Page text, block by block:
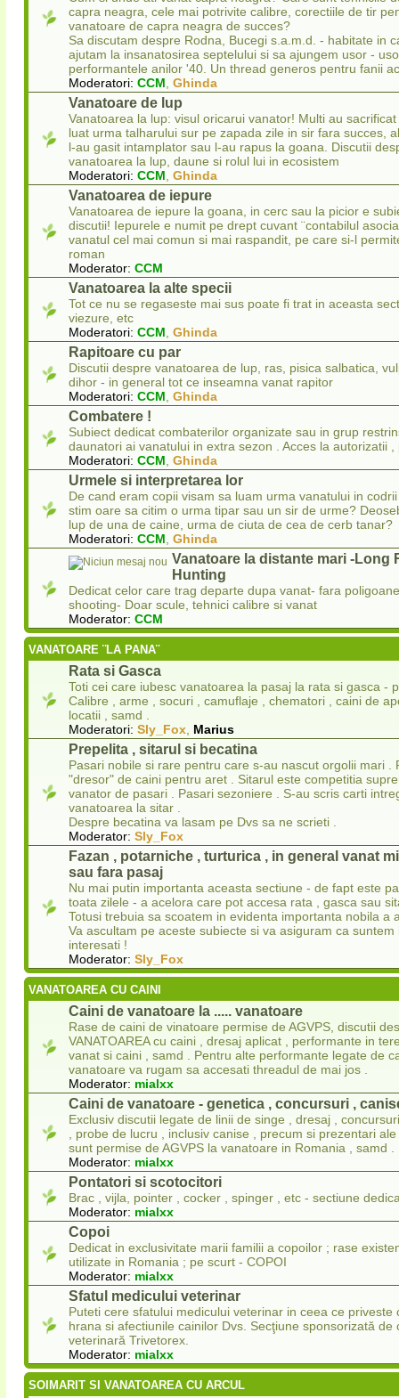
capra neagra, cele mai potrivite calibre, corectiile de tir
vanatoare de capra neagra de succes?
Sa discutam despre Rodna, Bucegi s.a.m.d. - habitate in
ajutam la insanatosirea septelului si sa ajungem usor -
performantele anilor '40. Un thread generos pentru fanii
Moderatori: CCM, Ghinda
Vanatoare de lup
Vanatoarea la lup: visul oricarui vanator! Multi au
luat urma talharului sur pe zapada zile in sir fara succes,
l-au gasit intamplator sau l-au rapus la goana. Discutii
vanatoarea la lup, daune si rolul lui in ecosistem
Moderatori: CCM, Ghinda
Vanatoarea de iepure
Vanatoarea de iepure la goana, in cerc sau la picior e
discutii! Iepurele e numit pe drept cuvant ¨contabilul
vanatul cel mai comun si mai raspandit, pe care si-l
roman
Moderator: CCM
Vanatoarea la alte specii
Tot ce nu se regaseste mai sus poate fi trat in aceasta
viezure, etc
Moderatori: CCM, Ghinda
Rapitoare cu par
Discutii despre vanatoarea de lup, ras, pisica salbatica,
dihor - in general tot ce inseamna vanat rapitor
Moderatori: CCM, Ghinda
Combatere !
Subiect dedicat combaterilor organizate sau in grup
daunatori ai vanatului in extra sezon . Acces la autorizatii
Moderatori: CCM, Ghinda
Urmele si interpretarea lor
De cand eram copii visam sa luam urma vanatului in
stim oare sa citim o urma tipar sau un sir de urme?
lup de una de caine, urma de ciuta de cea de cerb tanar?
Moderatori: CCM, Ghinda
Vanatoare la distante mari -Long
Hunting
Dedicat celor care trag departe dupa vanat- fara
shooting- Doar scule, tehnici calibre si vanat
Moderator: CCM
VANATOARE ¨LA PANA¨
Rata si Gasca
Toti cei care iubesc vanatoarea la pasaj la rata si gasca -
Calibre , arme , socuri , camuflaje , chematori , caini de
locatii , samd .
Moderatori: Sly_Fox, Marius
Prepelita , sitarul si becatina
Pasari nobile si rare pentru care s-au nascut orgolii mari .
"dresor" de caini pentru aret . Sitarul este competitia
vanator de pasari . Pasari sezoniere . S-au scris carti
vanatoarea la sitar .
Despre becatina va lasam pe Dvs sa ne scrieti .
Moderator: Sly_Fox
Fazan , potarniche , turturica , in general vanat
sau fara pasaj
Nu mai putin importanta aceasta sectiune - de fapt este
toata zilele - a acelora care pot accesa rata , gasca sau
Totusi trebuia sa scoatem in evidenta importanta nobila a
Va ascultam pe aceste subiecte si va asiguram ca suntem
interesati !
Moderator: Sly_Fox
VANATOAREA CU CAINI
Caini de vanatoare la ..... vanatoare
Rase de caini de vinatoare permise de AGVPS, discutii
VANATOAREA cu caini , dresaj aplicat , performante in
vanat si caini , samd . Pentru alte performante legate de
vanatoare va rugam sa accesati threadul de mai jos .
Moderator: mialxx
Caini de vanatoare - genetica , concursuri ,
Exclusiv discutii legate de linii de singe , dresaj ,
, probe de lucru , inclusiv canise , precum si prezentari
sunt permise de AGVPS la vanatoare in Romania , samd .
Moderator: mialxx
Pontatori si scotocitori
Brac , vijla, pointer , cocker , spinger , etc - sectiune
Moderator: mialxx
Copoi
Dedicat in exclusivitate marii familii a copoilor ; rase
utilizate in Romania ; pe scurt - COPOI
Moderator: mialxx
Sfatul medicului veterinar
Puteti cere sfatului medicului veterinar in ceea ce priveste
hrana si afectiunile cainilor Dvs. Secţiune sponsorizată de
veterinară Trivetorex.
Moderator: mialxx
SOIMARIT SI VANATOAREA CU ARCUL